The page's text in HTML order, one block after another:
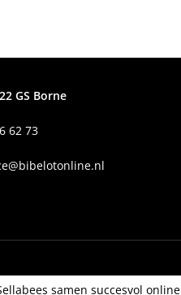
GS Borne
62 73
samen succesvol online